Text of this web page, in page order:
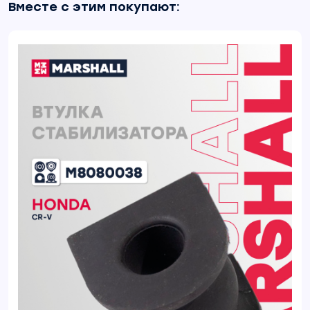
Вместе с этим покупают: